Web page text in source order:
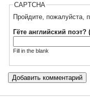
CAPTCHA
Пройдите, пожалуйста,
Гёте английский
Fill in the blank